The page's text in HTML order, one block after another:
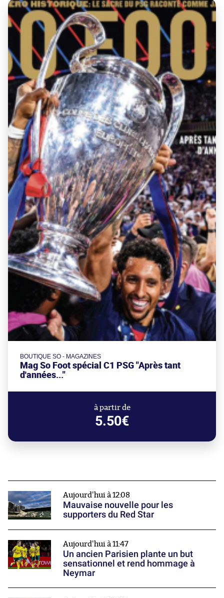
BOUTIQUE SO - MAGAZINES
Mag So Foot spécial C1 PSG "Après tant
d'années..."
à partir de
5.50€
Aujourd'hui à 12:08
Mauvaise nouvelle pour les
supporters du Red Star
Aujourd'hui à 11:47
Un ancien Parisien plante un but
sensationnel et rend hommage à
Neymar